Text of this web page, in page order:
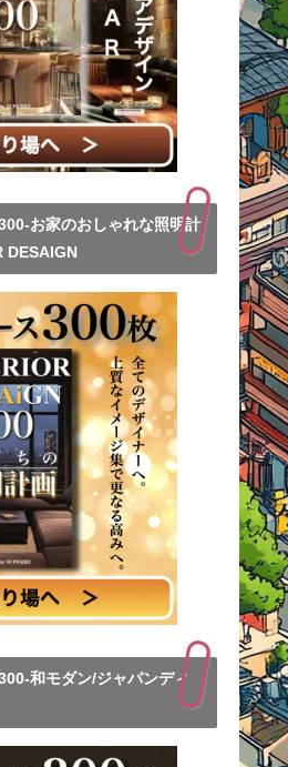
お家のおしゃれな照明計
DESAIGN
和モダン/ジャパンディ